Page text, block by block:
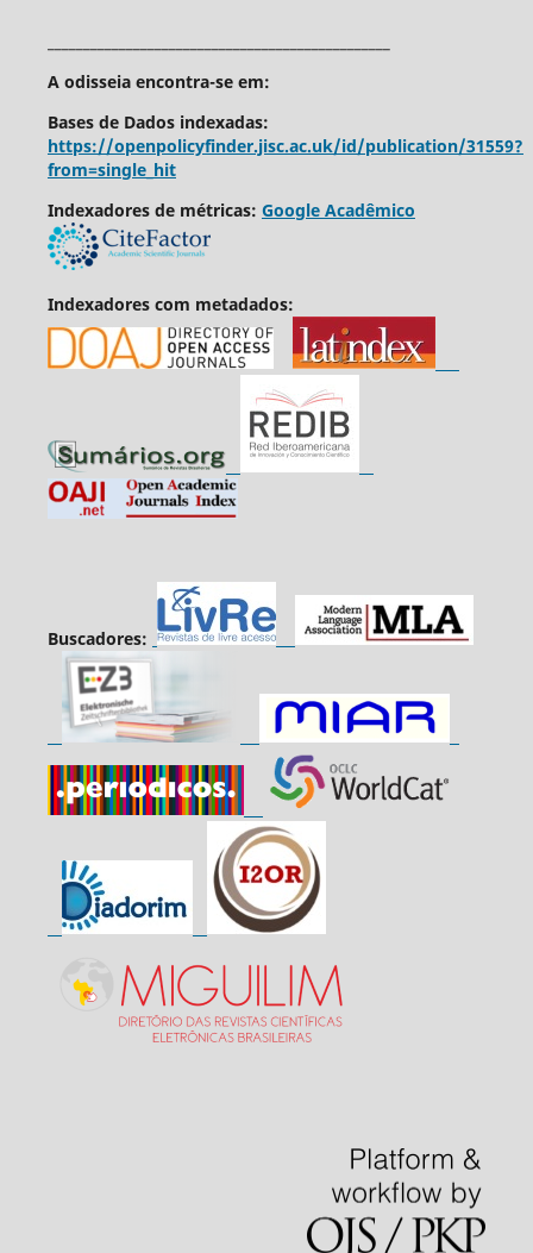
A odisseia encontra-se em:
Bases de Dados indexadas:
https://openpolicyfinder.jisc.ac.uk/id/publication/31559?
from=single_hit
Indexadores de métricas: Google Acadêmico
Indexadores com metadados:
Buscadores: